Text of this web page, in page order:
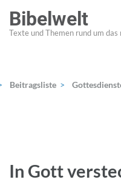
Inhalt
springen
Bibelwelt
Texte und Themen rund um
Beitragsliste >
In Gott